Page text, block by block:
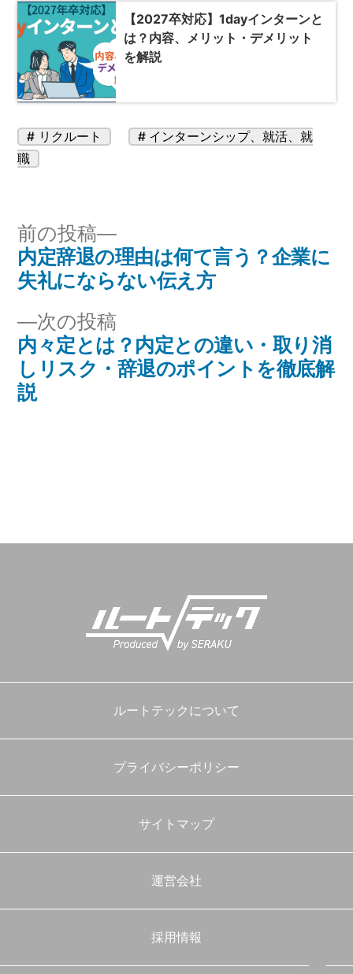
【2027卒対応】1dayインターンと
は？内容、メリット・デメリット
を解説
カ
ー:
リクルート
タ
インターンシップ、就活、就
職
投
稿
ビ
ゲ
ー
次の投稿
の
投
内々定とは？内定との違い・取り消
しリスク・辞退のポイントを徹底解
説
前の投稿
前
の
投
内定辞退の理由は何て言う？企業に
失礼にならない伝え方
ルートテックについて
プライバシーポリシー
サイトマップ
運営会社
採用情報